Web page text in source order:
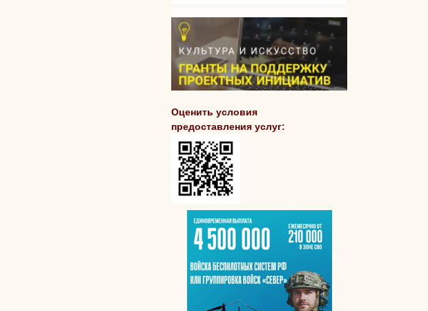
Оценить условия
предоставления услуг: